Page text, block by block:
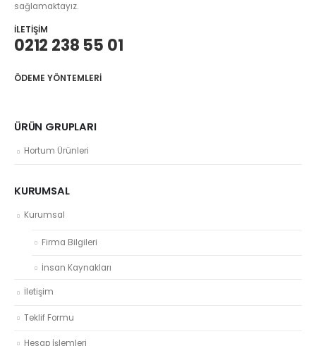
sağlamaktayız.
İLETIŞIM
0212 238 55 01
ÖDEME YÖNTEMLERI
ÜRÜN GRUPLARI
Hortum Ürünleri
KURUMSAL
Kurumsal
Firma Bilgileri
İnsan Kaynakları
İletişim
Teklif Formu
Hesap İşlemleri